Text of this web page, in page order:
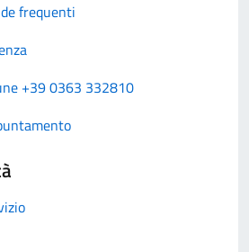
frequenti
+39 0363 332810